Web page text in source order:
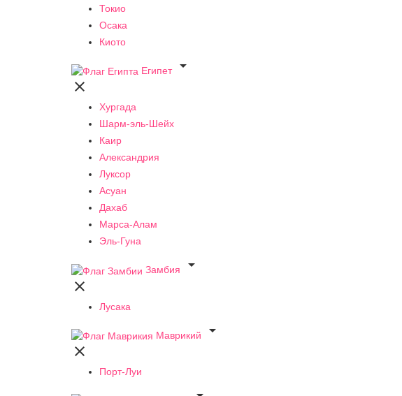
Токио
Осака
Киото
Египет


Хургада
Шарм-эль-Шейх
Каир
Александрия
Луксор
Асуан
Дахаб
Марса-Алам
Эль-Гуна
Замбия


Лусака
Маврикий


Порт-Луи